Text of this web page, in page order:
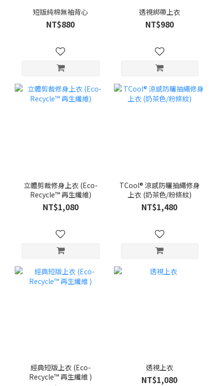
短版純棉無袖背心
NT$880
透視綁帶上衣
NT$980
立體剪裁修身上衣 (Eco-
Recycle™ 再生纖維)
NT$1,080
TCool® 涼感防曬抽繩修身
上衣 (奶茶色/粉條紋)
NT$1,480
經典短版上衣 (Eco-
Recycle™ 再生纖維 )
透視上衣
NT$1,080